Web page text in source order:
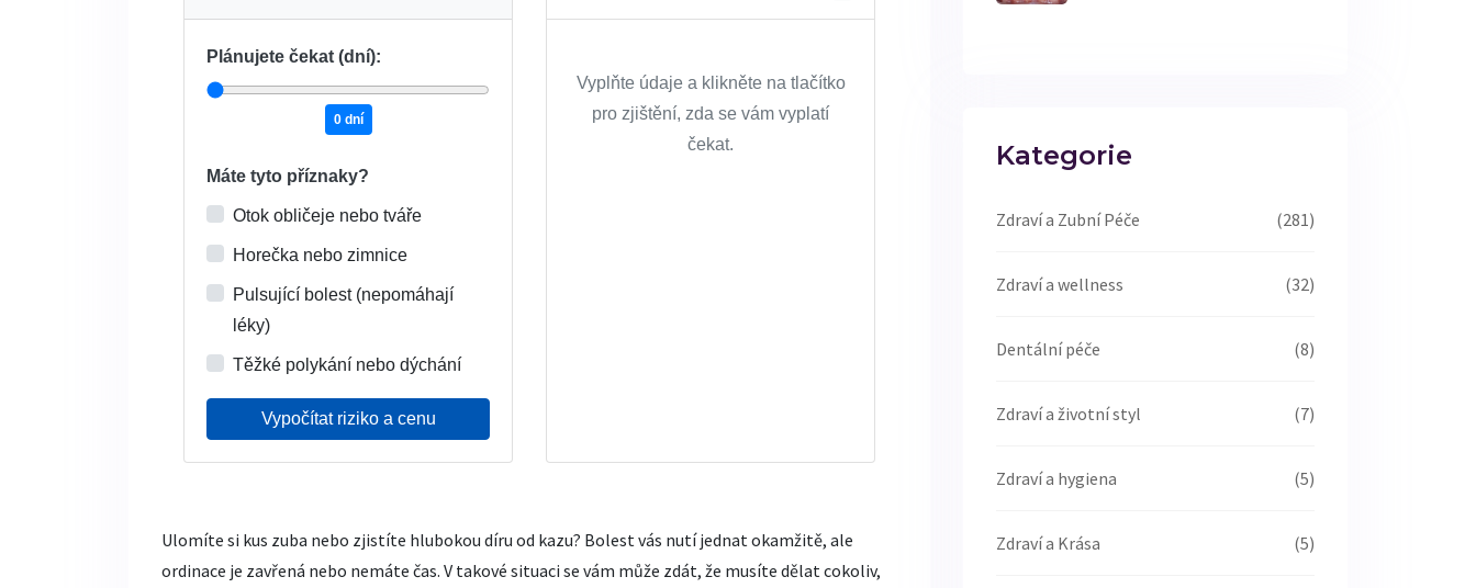
Plánujete čekat (dní):
0 dní
Máte tyto příznaky?
Otok obličeje nebo tváře
Horečka nebo zimnice
Pulsující bolest (nepomáhají
léky)
Těžké polykání nebo dýchání
Vypočítat riziko a cenu
Vyplňte údaje a klikněte na tlačítko
pro zjištění, zda se vám vyplatí
čekat.
Ulomíte si kus zuba nebo zjistíte hlubokou díru od kazu? Bolest vás nutí jednat okamžitě, ale
ordinace je zavřená nebo nemáte čas. V takové situaci se vám může zdát, že musíte dělat cokoliv,
Kategorie
Zdraví a Zubní Péče (281)
Zdraví a wellness (32)
Dentální péče (8)
Zdraví a životní styl (7)
Zdraví a hygiena (5)
Zdraví a Krása (5)